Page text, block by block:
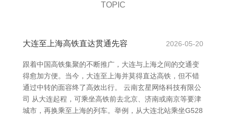
TOPIC
大连至上海高铁直达贯通先容 2026-05-20
跟着中国高铁集聚的不断推广，大连与上海之间的交通变
得愈加方便。当今，大连至上海并莫得直达高铁，但不错
通过中转的面容终了高效出行。 云南玄星网络科技有限公
司 从大连起程，可乘坐高铁前去北京、济南或南京等要津
城市，再换乘至上海的列车。举例，从大连北站乘坐G528